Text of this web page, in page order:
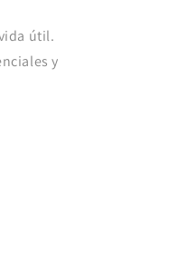
útil.
y